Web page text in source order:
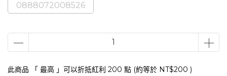
0888072008526
此商品 「 最高 」可以折抵紅利 200 點 (約等於 NT$200 )